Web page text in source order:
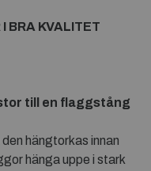
BRA KVALITET
till en flaggstång
hängtorkas innan
hänga uppe i stark